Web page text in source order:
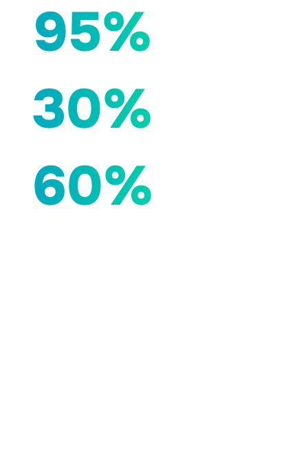
95%
30%
60%